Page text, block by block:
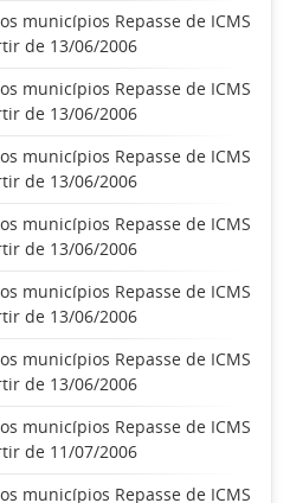
municípios Repasse de ICMS
de 13/06/2006
municípios Repasse de ICMS
de 13/06/2006
municípios Repasse de ICMS
de 13/06/2006
municípios Repasse de ICMS
de 13/06/2006
municípios Repasse de ICMS
de 13/06/2006
municípios Repasse de ICMS
de 13/06/2006
municípios Repasse de ICMS
de 11/07/2006
municípios Repasse de ICMS